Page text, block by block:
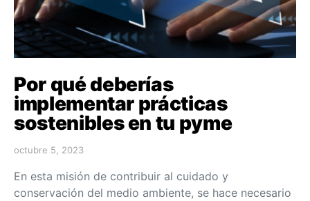
Por qué deberías
implementar prácticas
sostenibles en tu pyme
octubre 5, 2023
En esta misión de contribuir al cuidado y
conservación del medio ambiente, se hace necesario